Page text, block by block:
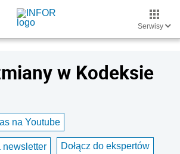
Serwisy
w Kodeksie
na Youtube
newsletter Dołącz do ekspertów